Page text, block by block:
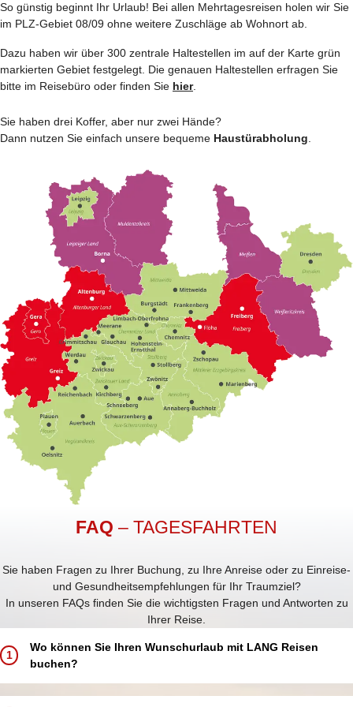
So günstig beginnt Ihr Urlaub! Bei allen Mehrtages­reisen holen wir Sie
im PLZ-Gebiet 08/09 ohne weitere Zuschläge ab Wohnort ab.
Dazu haben wir über 300 zentrale Haltestellen im auf der Karte grün
markierten Gebiet festgelegt. Die genauen Haltestellen erfragen Sie
bitte im Reisebüro oder finden Sie hier.
Sie haben drei Koffer, aber nur zwei Hände?
Dann nutzen Sie einfach unsere bequeme Haustürabholung.
FAQ – TAGESFAHRTEN
Sie haben Fragen zu Ihrer Buchung, zu Ihre Anreise oder zu Einreise-
und Gesundheitsempfehlungen für Ihr Traumziel?
In unseren FAQs finden Sie die wichtigsten Fragen und Antworten zu
Ihrer Reise.
1
Wo können Sie Ihren Wunschurlaub mit LANG Reisen
buchen?
Buchen Sie Ihren Traumurlaub ganz einfach und bequem: